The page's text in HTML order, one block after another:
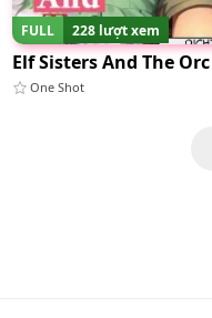
FULL 228 lượt xem
Elf Sisters And The Orc
One Shot